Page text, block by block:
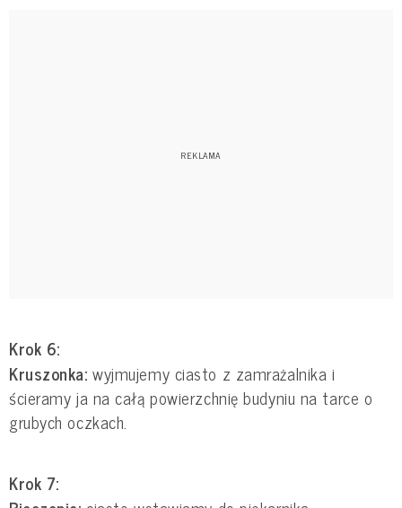
Krok 6:
Kruszonka:wyjmujemy ciasto z zamrażalnika i
ścieramy ja na całą powierzchnię budyniu na tarce o
grubych oczkach.
Krok 7: